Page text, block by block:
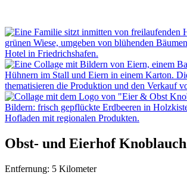
Obst- und Eierhof Knoblauch
Entfernung: 5 Kilometer